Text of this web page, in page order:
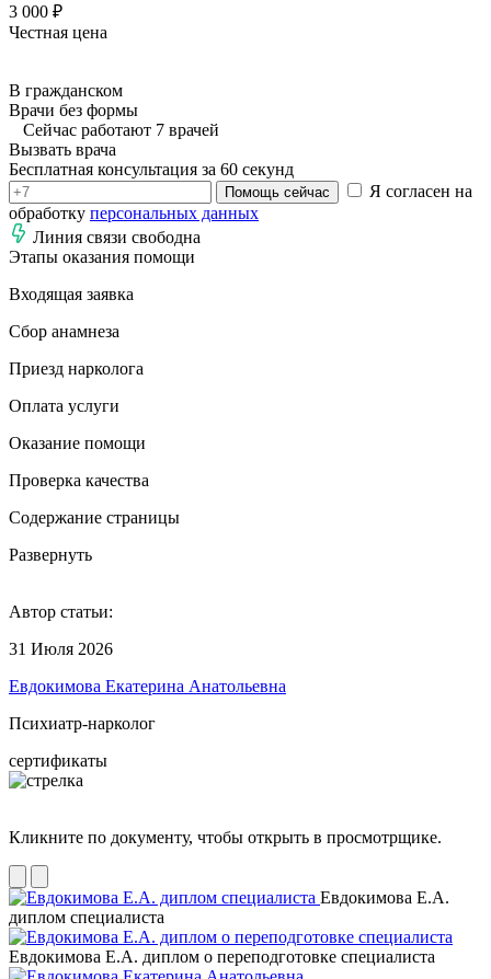
3 000 ₽
Честная цена
В гражданском
Врачи без формы
Сейчас работают 7 врачей
Вызвать врача
Бесплатная консультация за 60 секунд
Помощь сейчас
Я согласен на
обработку персональных данных
Линия связи свободна
Этапы оказания помощи
Входящая заявка
Сбор анамнеза
Приезд нарколога
Оплата услуги
Оказание помощи
Проверка качества
Содержание страницы
Развернуть
Автор статьи:
31 Июля 2026
Евдокимова Екатерина Анатольевна
Психиатр-нарколог
сертификаты
Кликните по документу, чтобы открыть в просмотрщике.
Евдокимова Е.А.
диплом специалиста
Евдокимова Е.А. диплом о переподготовке специалиста